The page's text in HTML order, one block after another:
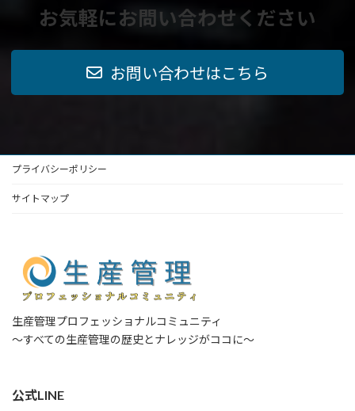
お気軽にお問い合わせください
お問い合わせはこちら
プライバシーポリシー
サイトマップ
生産管理プロフェッショナルコミュニティ
～すべての生産管理の歴史とナレッジがココに～
公式LINE